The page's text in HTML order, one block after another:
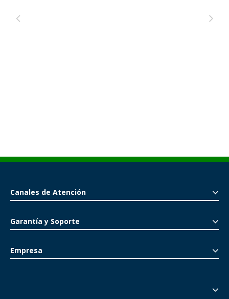
Canales de Atención
Garantía y Soporte
Empresa